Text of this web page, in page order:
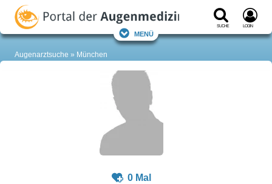
Suche Login
Menü
Augenarztsuche München
0 Mal